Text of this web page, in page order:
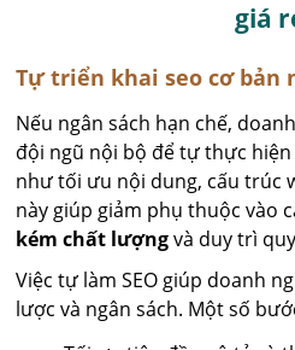
giá
Tự triển khai seo cơ bản
Nếu ngân sách hạn chế,
đội ngũ nội bộ để tự thực hiện
như tối ưu nội dung, cấu trúc
này giúp giảm phụ thuộc vào
kém chất lượngvà duy trì
Việc tự làm SEO giúp doanh
lược và ngân sách. Một số